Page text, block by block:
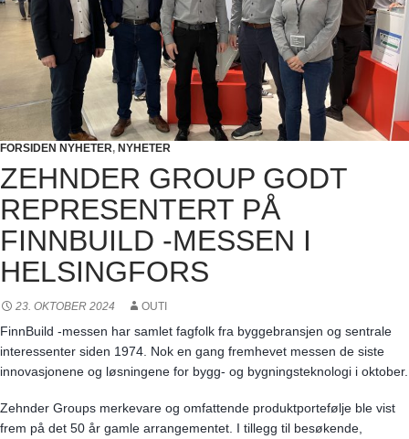
FORSIDEN NYHETER, NYHETER
ZEHNDER GROUP GODT
REPRESENTERT PÅ
FINNBUILD -MESSEN I
HELSINGFORS
23. OKTOBER 2024 OUTI
FinnBuild -messen har samlet fagfolk fra byggebransjen og sentrale
interessenter siden 1974. Nok en gang fremhevet messen de siste
innovasjonene og løsningene for bygg- og bygningsteknologi i oktober.
Zehnder Groups merkevare og omfattende produktportefølje ble vist
frem på det 50 år gamle arrangementet. I tillegg til besøkende,